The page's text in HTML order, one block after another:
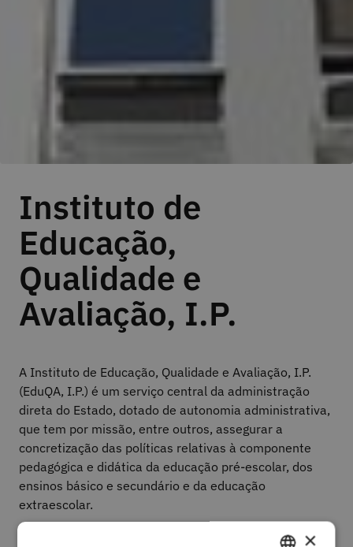
Instituto de
Educação,
Qualidade e
Avaliação, I.P.
A Instituto de Educação, Qualidade e Avaliação, I.P.
(EduQA, I.P.) é um serviço central da administração
direta do Estado, dotado de autonomia administrativa,
que tem por missão, entre outros, assegurar a
concretização das políticas relativas à componente
pedagógica e didática da educação pré-escolar, dos
ensinos básico e secundário e da educação
extraescolar.
Com o objetivo de dar resposta aos desafios da Escola
×